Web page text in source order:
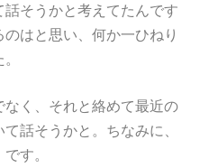
そうかと考えてたんです
はと思い、何か一ひねり
く、それと絡めて最近の
話そうかと。ちなみに、
す。